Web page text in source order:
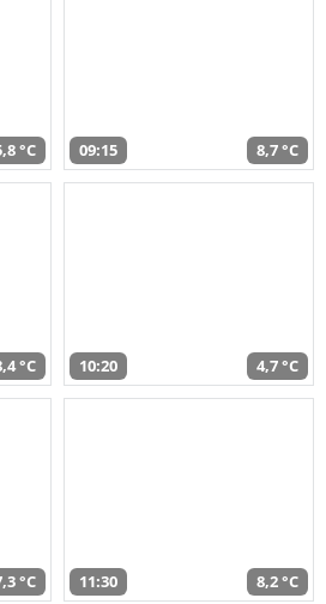
°C 09:15 8,7 °C
°C 10:20 4,7 °C
°C 11:30 8,2 °C